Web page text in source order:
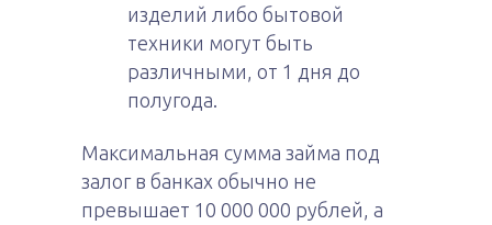
изделий либо бытовой
техники могут быть
различными, от 1 дня до
полугода.
Максимальная сумма займа под
залог в банках обычно не
превышает 10 000 000 рублей, а